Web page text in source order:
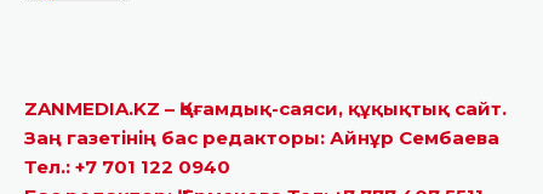
ZANMEDIA.KZ – Қоғамдық-саяси, құқықтық сайт.
Заң газетінің бас редакторы: Айнұр Сембаева
Тел.: +7 701 122 0940